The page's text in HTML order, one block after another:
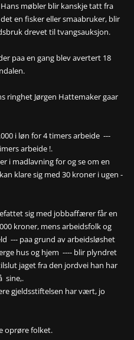
møbler blir kanskje tatt fra
en fisker eller smaabruker, blir
drevet til tvangsauksjon.
paa en gang blev avertert 18
ringhet Jørgen Hattemaker gaar
i løn for 4 timers arbeide ---
arbeide !.
i madlavning for og se om en
klare sig med 30 kroner i ugen -
sig med jobbaffærer får en
kroner, mens arbeidsfolk og
--- paa grund av arbeidsløshet
hus og hjem ---- blir plyndret
jaget fra den jordvei han har
sine,.
gjeldsstiftelsen har vært, jo
oprøre folket.